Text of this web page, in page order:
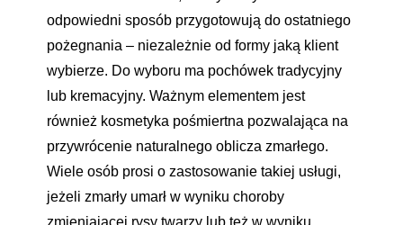
odpowiedni sposób przygotowują do ostatniego
pożegnania – niezależnie od formy jaką klient
wybierze. Do wyboru ma pochówek tradycyjny
lub kremacyjny. Ważnym elementem jest
również kosmetyka pośmiertna pozwalająca na
przywrócenie naturalnego oblicza zmarłego.
Wiele osób prosi o zastosowanie takiej usługi,
jeżeli zmarły umarł w wyniku choroby
zmieniającej rysy twarzy lub też w wyniku